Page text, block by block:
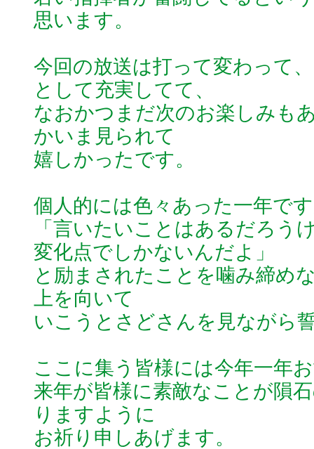
思います。
今回の放送は打って変わって
として充実してて、
なおかつまだ次のお楽しみも
かいま見られて
嬉しかったです。
個人的には色々あった一年で
「言いたいことはあるだろう
変化点でしかないんだよ」
と励まされたことを噛み締め
上を向いて
いこうとさどさんを見ながら
ここに集う皆様には今年一年
来年が皆様に素敵なことが隕
りますように
お祈り申しあげます。